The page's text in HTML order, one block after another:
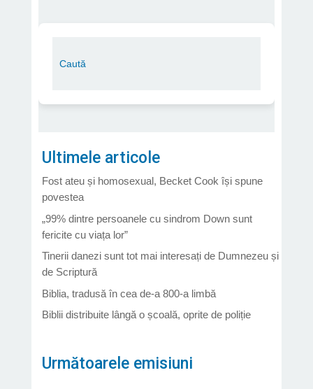
Ultimele articole
Fost ateu și homosexual, Becket Cook își spune
povestea
„99% dintre persoanele cu sindrom Down sunt
fericite cu viața lor”
Tinerii danezi sunt tot mai interesați de Dumnezeu și
de Scriptură
Biblia, tradusă în cea de-a 800-a limbă
Biblii distribuite lângă o școală, oprite de poliție
Următoarele emisiuni